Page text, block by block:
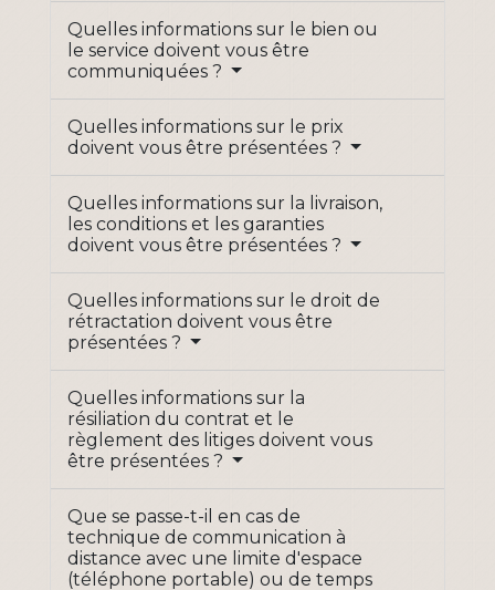
Quelles informations sur le bien ou
le service doivent vous être
communiquées ?
Quelles informations sur le prix
doivent vous être présentées ?
Quelles informations sur la livraison,
les conditions et les garanties
doivent vous être présentées ?
Quelles informations sur le droit de
rétractation doivent vous être
présentées ?
Quelles informations sur la
résiliation du contrat et le
règlement des litiges doivent vous
être présentées ?
Que se passe-t-il en cas de
technique de communication à
distance avec une limite d'espace
(téléphone portable) ou de temps